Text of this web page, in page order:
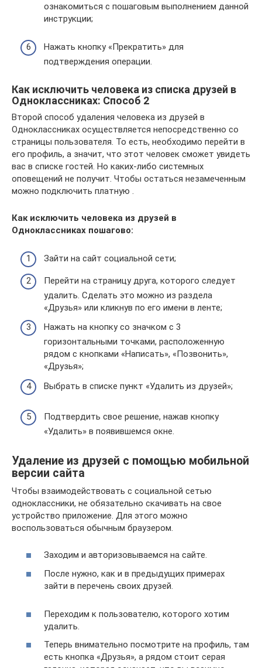
ознакомиться с пошаговым выполнением данной
инструкции;
Нажать кнопку «Прекратить» для
подтверждения операции.
Как исключить человека из списка друзей в
Одноклассниках: Способ 2
Второй способ удаления человека из друзей в
Одноклассниках осуществляется непосредственно со
страницы пользователя. То есть, необходимо перейти в
его профиль, а значит, что этот человек сможет увидеть
вас в списке гостей. Но каких-либо системных
оповещений не получит. Чтобы остаться незамеченным
можно подключить платную .
Как исключить человека из друзей в
Одноклассниках пошагово:
Зайти на сайт социальной сети;
Перейти на страницу друга, которого следует
удалить. Сделать это можно из раздела
«Друзья» или кликнув по его имени в ленте;
Нажать на кнопку со значком с 3
горизонтальными точками, расположенную
рядом с кнопками «Написать», «Позвонить»,
«Друзья»;
Выбрать в списке пункт «Удалить из друзей»;
Подтвердить свое решение, нажав кнопку
«Удалить» в появившемся окне.
Удаление из друзей с помощью мобильной
версии сайта
Чтобы взаимодействовать с социальной сетью
одноклассники, не обязательно скачивать на свое
устройство приложение. Для этого можно
воспользоваться обычным браузером.
Заходим и авторизовываемся на сайте.
После нужно, как и в предыдущих примерах
зайти в перечень своих друзей.
Переходим к пользователю, которого хотим
удалить.
Теперь внимательно посмотрите на профиль, там
есть кнопка «Друзья», а рядом стоит серая